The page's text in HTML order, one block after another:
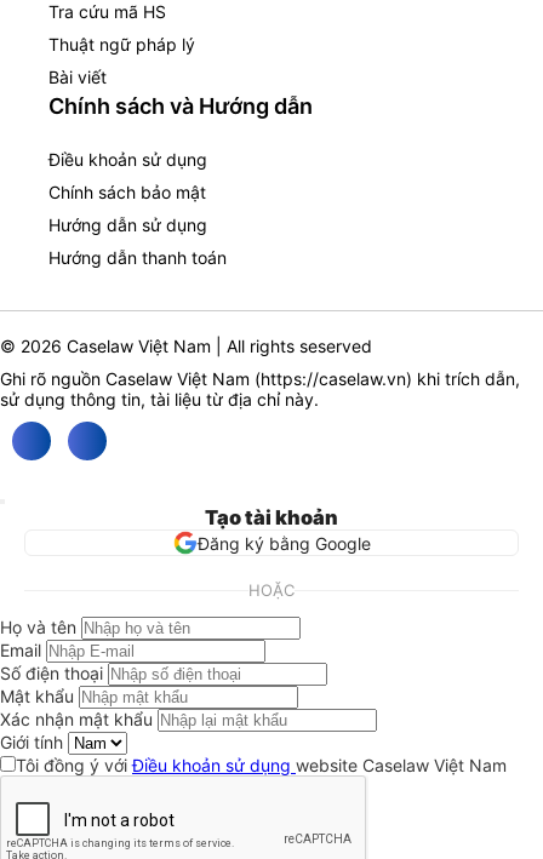
Tra cứu mã HS
Thuật ngữ pháp lý
Bài viết
Chính sách và Hướng dẫn
Điều khoản sử dụng
Chính sách bảo mật
Hướng dẫn sử dụng
Hướng dẫn thanh toán
© 2026 Caselaw Việt Nam | All rights seserved
Ghi rõ nguồn Caselaw Việt Nam (https://caselaw.vn) khi trích dẫn,
sử dụng thông tin, tài liệu từ địa chỉ này.
Tạo tài khoản
Đăng ký bằng Google
HOẶC
Họ và tên
Email
Số điện thoại
Mật khẩu
Xác nhận mật khẩu
Giới tính
Tôi đồng ý vớiĐiều khoản sử dụng website Caselaw Việt Nam